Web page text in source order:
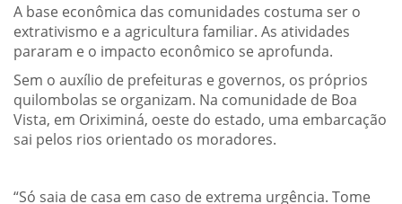
A base econômica das comunidades costuma ser o
extrativismo e a agricultura familiar. As atividades
pararam e o impacto econômico se aprofunda.
Sem o auxílio de prefeituras e governos, os próprios
quilombolas se organizam. Na comunidade de Boa
Vista, em Oriximiná, oeste do estado, uma embarcação
sai pelos rios orientado os moradores.
“Só saia de casa em caso de extrema urgência. Tome